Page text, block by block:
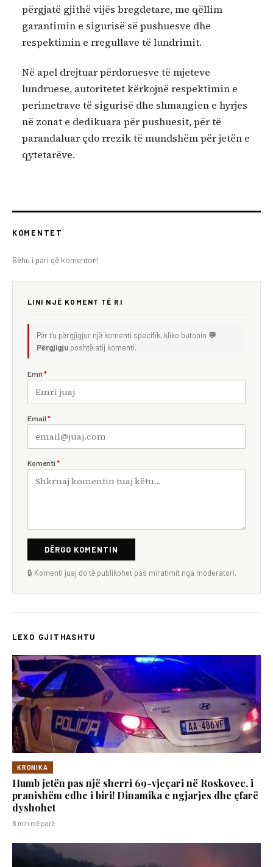
përgjatë gjithë vijës bregdetare, me qëllim
garantimin e sigurisë së pushuesve dhe
respektimin e rregullave të lundrimit.
Në apel drejtuar përdoruesve të mjeteve
lundruese, autoritetet kërkojnë respektimin e
perimetrave të sigurisë dhe shmangien e hyrjes
në zonat e dedikuara për pushuesit, për të
parandaluar çdo rrezik të mundshëm për jetën e
qytetarëve.
KOMENTET
Bëhu i pari që komenton!
LINI NJË KOMENT TË RI
Për t'u përgjigjur një komenti specifik, kliko butonin 💬
Përgjigju poshtë atij komenti.
Emri *
Email *
Komenti *
DËRGO KOMENTIN
🔒 Komenti juaj do të publikohet pas miratimit nga moderatori.
LEXO GJITHASHTU
KRONIKA
Humb jetën pas një sherri 69-vjeçari në Roskovec, i
pranishëm edhe i biri! Dinamika e ngjarjes dhe çfarë
dyshohet
8 min më parë